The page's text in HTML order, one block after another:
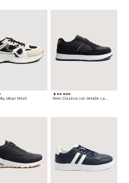
Urban Mesh
$ 89.900
Tenis Clásicos con Detalle Lateral